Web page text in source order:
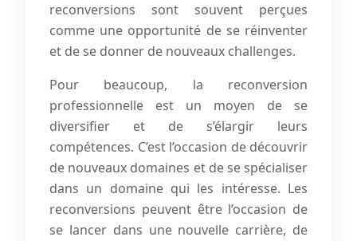
reconversions sont souvent perçues
comme une opportunité de se réinventer
et de se donner de nouveaux challenges.
Pour beaucoup, la reconversion
professionnelle est un moyen de se
diversifier et de s’élargir leurs
compétences. C’est l’occasion de découvrir
de nouveaux domaines et de se spécialiser
dans un domaine qui les intéresse. Les
reconversions peuvent être l’occasion de
se lancer dans une nouvelle carrière, de